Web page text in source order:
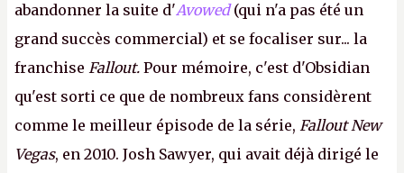
abandonner la suite d'Avowed(qui n'a pas été un
grand succès commercial) et se focaliser sur... la
franchise Fallout. Pour mémoire, c'est d'Obsidian
qu'est sorti ce que de nombreux fans considèrent
comme le meilleur épisode de la série, Fallout New
Vegas, en 2010. Josh Sawyer, qui avait déjà dirigé le